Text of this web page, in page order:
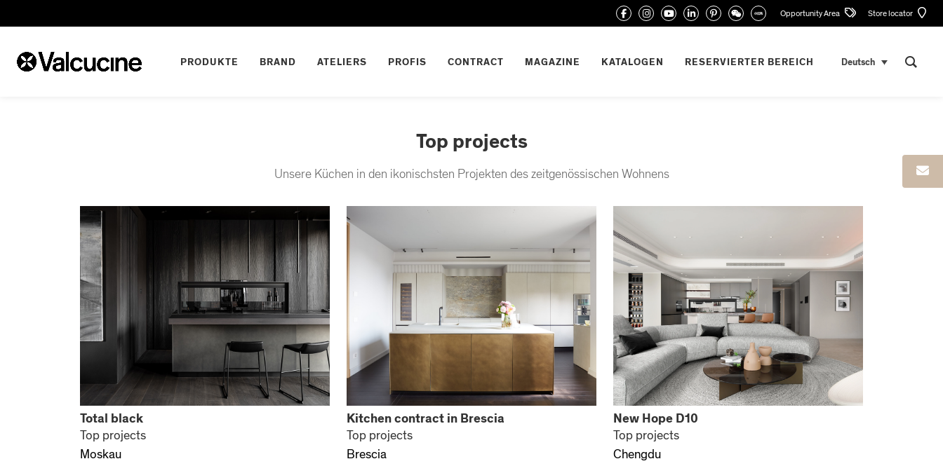
Opportunity Area Store locator
PRODUKTE BRAND ATELIERS PROFIS CONTRACT MAGAZINE KATALOGEN RESERVIERTER BEREICH Deutsch
Top projects
Unsere Küchen in den ikonischsten Projekten des zeitgenössischen Wohnens
Total black
Top projects
Moskau
Kitchen contract in Brescia
Top projects
Brescia
New Hope D10
Top projects
Chengdu